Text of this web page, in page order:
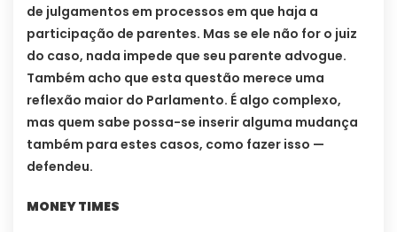
de julgamentos em processos em que haja a
participação de parentes. Mas se ele não for o juiz
do caso, nada impede que seu parente advogue.
Também acho que esta questão merece uma
reflexão maior do Parlamento. É algo complexo,
mas quem sabe possa-se inserir alguma mudança
também para estes casos, como fazer isso —
defendeu.
MONEY TIMES